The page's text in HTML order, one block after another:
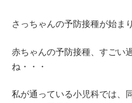
さっちゃんの予防接種が始ま
赤ちゃんの予防接種、すごい
ね・・・
私が通っている小児科では、